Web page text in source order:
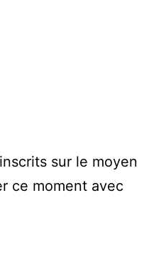
sur le moyen
ce moment avec